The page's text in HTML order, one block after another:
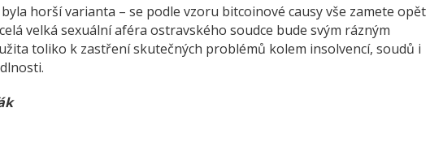
horší varianta – se podle vzoru bitcoinové causy vše zamete opět
velká sexuální aféra ostravského soudce bude svým rázným
toliko k zastření skutečných problémů kolem insolvencí, soudů i